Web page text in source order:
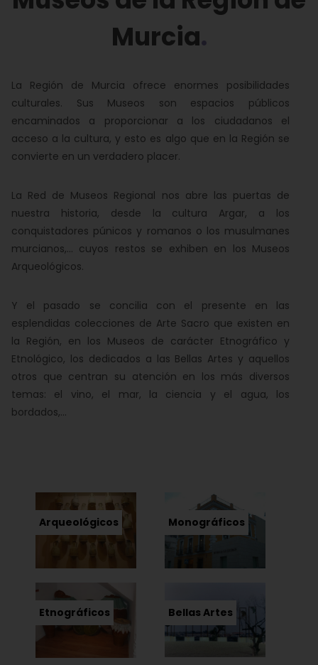
Murcia
La Región de Murcia ofrece enormes posibilidades
culturales. Sus Museos son espacios públicos
encaminados a proporcionar a los ciudadanos el
acceso a la cultura, y esto es algo que en la Región se
convierte en un verdadero placer.
La Red de Museos Regional nos abre las puertas de
nuestra historia, desde la cultura Argar, a los
conquistadores púnicos y romanos o los musulmanes
murcianos,... cuyos restos se exhiben en los Museos
Arqueológicos.
Y el pasado se concilia con el presente en las
esplendidas colecciones de Arte Sacro que existen en
la Región, en los Museos de carácter Etnográfico y
Etnológico, los dedicados a las Bellas Artes y aquellos
otros que centran su atención en los más diversos
temas: el vino, el mar, la ciencia y el agua, los
bordados,...
Arqueológicos Monográficos
Etnográficos Bellas Artes